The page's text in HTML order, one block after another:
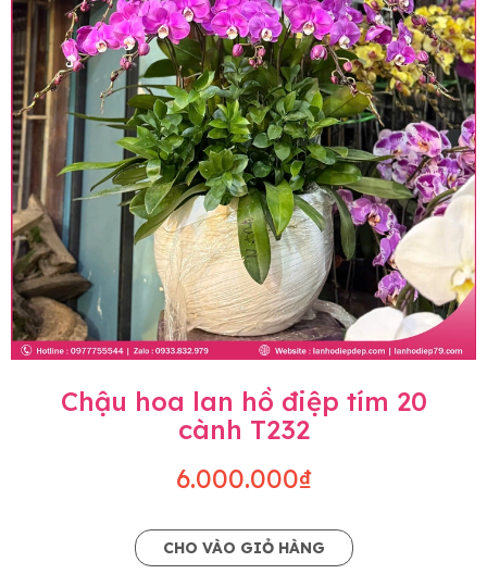
Chậu hoa lan hồ điệp tím 20
cành T232
6.000.000₫
CHO VÀO GIỎ HÀNG